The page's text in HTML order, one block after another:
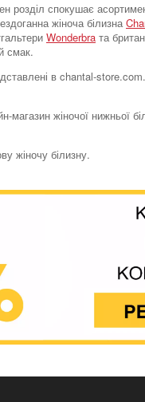
розділ спокушає
жіноча білизна
Wonderbra та
смак.
в chantal-
магазин жіночої нижньої
жіночу білизну.